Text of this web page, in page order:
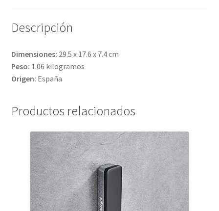
Descripción
Dimensiones: ‎ 29.5 x 17.6 x 7.4 cm
Peso: 1.06 kilogramos
Origen: España
Productos relacionados